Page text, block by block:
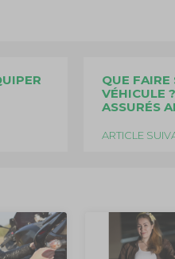
QUE FAIRE
VÉHICULE
ASSURÉS
ARTICLE